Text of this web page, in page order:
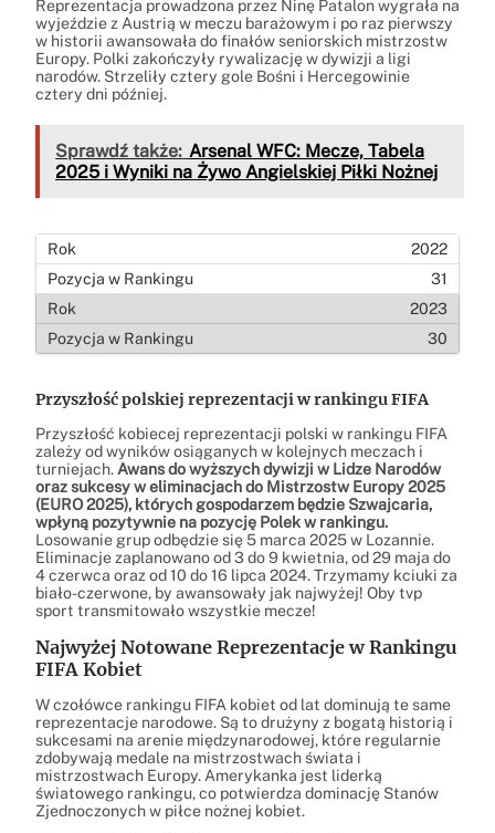
Reprezentacja prowadzona przez Ninę Patalon wygrała na
wyjeździe z Austrią w meczu barażowym i po raz pierwszy
w historii awansowała do finałów seniorskich mistrzostw
Europy. Polki zakończyły rywalizację w dywizji a ligi
narodów. Strzeliły cztery gole Bośni i Hercegowinie
cztery dni później.
Sprawdź także: Arsenal WFC: Mecze, Tabela
2025 i Wyniki na Żywo Angielskiej Piłki Nożnej
2022
31
2023
30
Przyszłość polskiej reprezentacji w rankingu FIFA
Przyszłość kobiecej reprezentacji polski w rankingu FIFA
zależy od wyników osiąganych w kolejnych meczach i
turniejach.Awans do wyższych dywizji w Lidze Narodów
oraz sukcesy w eliminacjach do Mistrzostw Europy 2025
(EURO 2025), których gospodarzem będzie Szwajcaria,
wpłyną pozytywnie na pozycję Polek w rankingu.
Losowanie grup odbędzie się 5 marca 2025 w Lozannie.
Eliminacje zaplanowano od 3 do 9 kwietnia, od 29 maja do
4 czerwca oraz od 10 do 16 lipca 2024. Trzymamy kciuki za
biało-czerwone, by awansowały jak najwyżej! Oby tvp
sport transmitowało wszystkie mecze!
Najwyżej Notowane Reprezentacje w Rankingu
FIFA Kobiet
W czołówce rankingu FIFA kobiet od lat dominują te same
reprezentacje narodowe. Są to drużyny z bogatą historią i
sukcesami na arenie międzynarodowej, które regularnie
zdobywają medale na mistrzostwach świata i
mistrzostwach Europy. Amerykanka jest liderką
światowego rankingu, co potwierdza dominację Stanów
Zjednoczonych w piłce nożnej kobiet.